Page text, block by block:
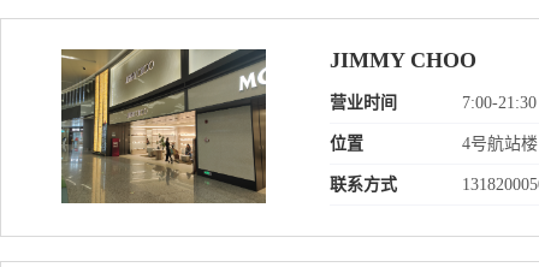
JIMMY CHOO
营业时间 7:00-21:30
位置 4号航站
联系方式